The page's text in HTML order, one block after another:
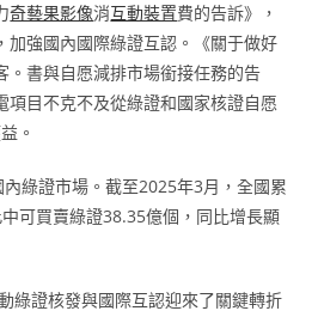
奇藝果影像消互動裝置費的告訴》，
加強國內國際綠證互認。《關于做好
。書與自愿減排市場銜接任務的告
項目不克不及從綠證和國家核證自愿
。
內綠證市場。截至2025年3月，全國累
可買賣綠證38.35億個，同比增長顯
綠證核發與國際互認迎來了關鍵轉折